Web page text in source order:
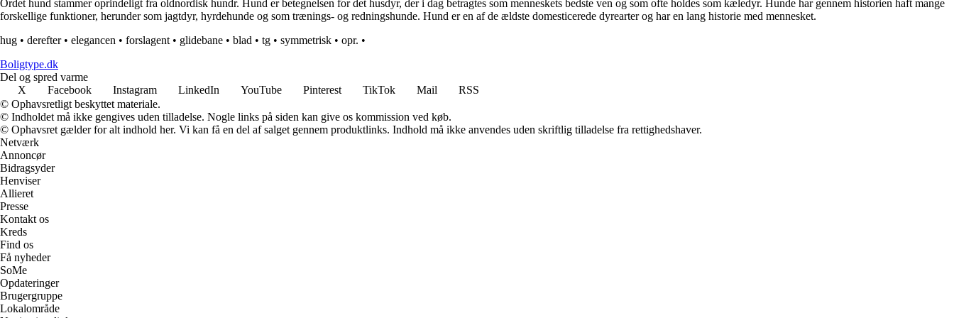
Ordet hund stammer oprindeligt fra oldnordisk hundr. Hund er betegnelsen for det husdyr, der i dag betragtes som menneskets bedste ven og som ofte holdes som kæledyr. Hunde har gennem historien haft mange
forskellige funktioner, herunder som jagtdyr, hyrdehunde og som trænings- og redningshunde. Hund er en af de ældste domesticerede dyrearter og har en lang historie med mennesket.
hug • derefter• elegancen • forslagent • glidebane • blad • tg • symmetrisk • opr. •
Boligtype.dk
Del og spred varme
X
Facebook Instagram LinkedIn YouTube Pinterest TikTok Mail
RSS
© Ophavsretligt beskyttet materiale.
© Indholdet må ikke gengives uden tilladelse. Nogle links på siden kan give os kommission ved køb.
© Ophavsret gælder for alt indhold her. Vi kan få en del af salget gennem produktlinks. Indhold må ikke anvendes uden skriftlig tilladelse fra rettighedshaver.
Netværk
Annoncør
Bidragsyder
Henviser
Allieret
Presse
Kontakt os
Kreds
Find os
Få nyheder
SoMe
Opdateringer
Brugergruppe
Lokalområde